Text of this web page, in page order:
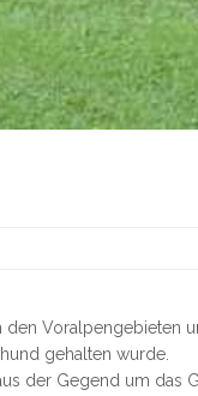
Voralpengebieten
gehalten wurde.
der Gegend um das